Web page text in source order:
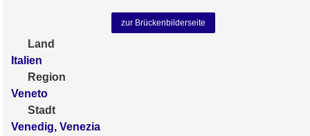
zur Brückenbilderseite
Land
Italien
Region
Veneto
Stadt
Venedig, Venezia